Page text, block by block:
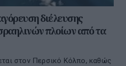
διέλευσης
πλοίων από τα
στον Περσικό Κόλπο, καθώς